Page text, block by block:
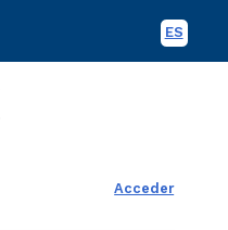
ES
Acceder